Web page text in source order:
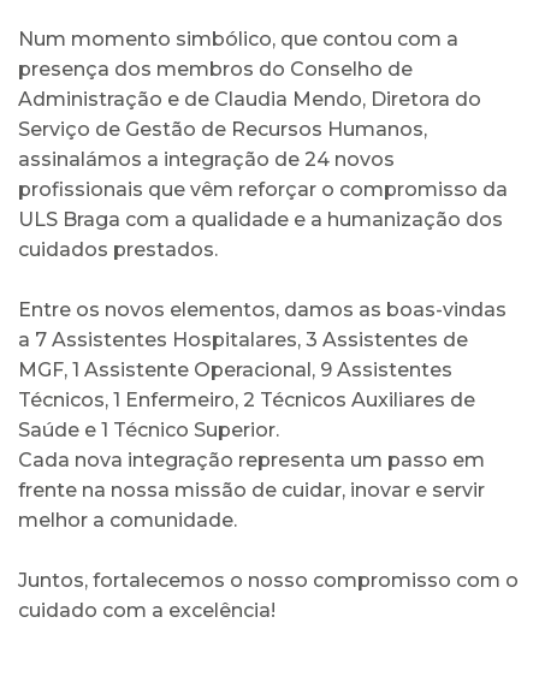
Num momento simbólico, que contou com a
presença dos membros do Conselho de
Administração e de Claudia Mendo, Diretora do
Serviço de Gestão de Recursos Humanos,
assinalámos a integração de 24 novos
profissionais que vêm reforçar o compromisso da
ULS Braga com a qualidade e a humanização dos
cuidados prestados.
Entre os novos elementos, damos as boas-vindas
a 7 Assistentes Hospitalares, 3 Assistentes de
MGF, 1 Assistente Operacional, 9 Assistentes
Técnicos, 1 Enfermeiro, 2 Técnicos Auxiliares de
Saúde e 1 Técnico Superior.
Cada nova integração representa um passo em
frente na nossa missão de cuidar, inovar e servir
melhor a comunidade.
Juntos, fortalecemos o nosso compromisso com o
cuidado com a excelência!